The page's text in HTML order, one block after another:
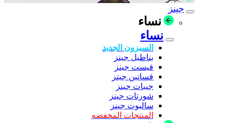
جينز
نساء
نساء
السيزون الجديد
بناطيل جينز
فيست جينز
فساتين جيتز
جيبات جينز
شورتات جينز
سالبوت جينز
المنتجات المخفضه